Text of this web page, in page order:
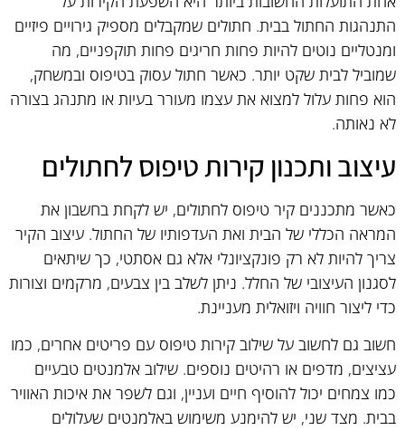
התנהגות החתול בבית. חתולים שמקבלים מספיק גירויים פיזיים
ומנטליים נוטים להיות פחות חריגים פחות תוקפניים, מה
שמוביל לבית שקט יותר. כאשר חתול עסוק בטיפוס ובמשחק,
הוא פחות עלול למצוא את עצמו מעורר בעיות או מתנהג בצורה
לא נאותה.
עיצוב ותכנון קירות טיפוס לחתולים
כאשר מתכננים קיר טיפוס לחתולים, יש לקחת בחשבון את
המראה הכללי של הבית ואת העדפותיו של החתול. עיצוב הקיר
צריך להיות לא רק פונקציונלי אלא גם אסתטי, כך שיתאים
לסגנון העיצובי של החלל. ניתן לשלב בין צבעים, מרקמים וצורות
כדי ליצור חוויה ויזואלית מעניינת.
חשוב גם לחשוב על שילוב קירות טיפוס עם פריטים אחרים, כמו
עציצים, מדפים או רהיטים נוספים. שילוב אלמנטים טבעיים
כמו צמחים יכול להוסיף חיים ועניין, וגם לשפר את איכות האוויר
בבית. מצד שני, יש להימנע משימוש באלמנטים שעלולים